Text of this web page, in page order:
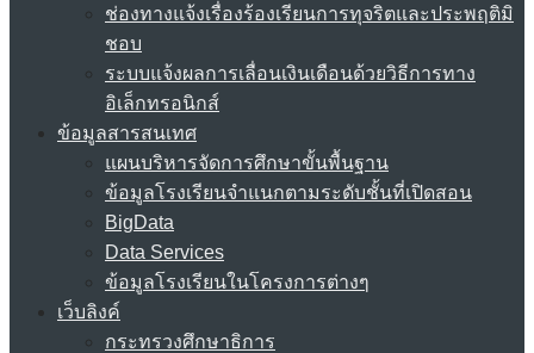
ช่องทางแจ้งเรื่องร้องเรียนการทุจริตและประพฤติมิ
ชอบ
ระบบแจ้งผลการเลื่อนเงินเดือนด้วยวิธีการทาง
อิเล็กทรอนิกส์
ข้อมูลสารสนเทศ
แผนบริหารจัดการศึกษาขั้นพื้นฐาน
ข้อมูลโรงเรียนจำแนกตามระดับชั้นที่เปิดสอน
BigData
Data Services
ข้อมูลโรงเรียนในโครงการต่างๆ
เว็บลิงค์
กระทรวงศึกษาธิการ